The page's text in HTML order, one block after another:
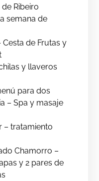
Ribeiro
semana de
Cesta de Frutas y
y llaveros
para dos
– Spa y masaje
– tratamiento
Chamorro –
y 2 pares de